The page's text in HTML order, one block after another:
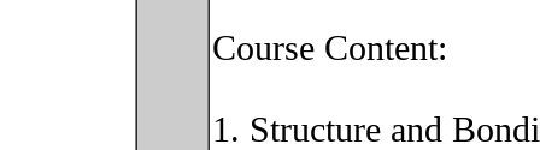
Course Content:
1. Structure and